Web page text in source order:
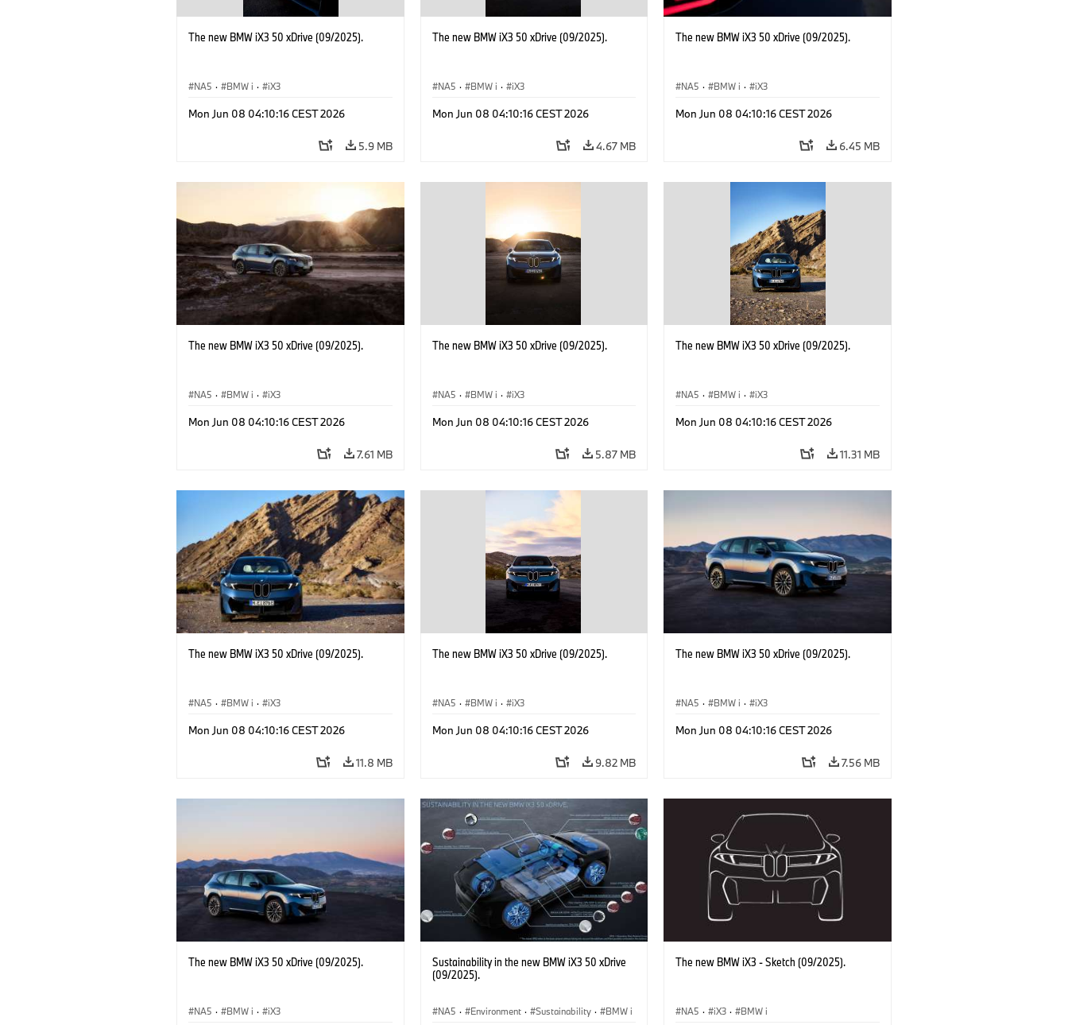
The new BMW iX3 50 xDrive (09/2025).
NA5 · BMW i · iX3
Mon Jun 08 04:10:16 CEST 2026
5.9 MB
The new BMW iX3 50 xDrive (09/2025).
NA5 · BMW i · iX3
Mon Jun 08 04:10:16 CEST 2026
4.67 MB
The new BMW iX3 50 xDrive (09/2025).
NA5 · BMW i · iX3
Mon Jun 08 04:10:16 CEST 2026
6.45 MB
The new BMW iX3 50 xDrive (09/2025).
NA5 · BMW i · iX3
Mon Jun 08 04:10:16 CEST 2026
7.61 MB
The new BMW iX3 50 xDrive (09/2025).
NA5 · BMW i · iX3
Mon Jun 08 04:10:16 CEST 2026
5.87 MB
The new BMW iX3 50 xDrive (09/2025).
NA5 · BMW i · iX3
Mon Jun 08 04:10:16 CEST 2026
11.31 MB
The new BMW iX3 50 xDrive (09/2025).
NA5 · BMW i · iX3
Mon Jun 08 04:10:16 CEST 2026
11.8 MB
The new BMW iX3 50 xDrive (09/2025).
NA5 · BMW i · iX3
Mon Jun 08 04:10:16 CEST 2026
9.82 MB
The new BMW iX3 50 xDrive (09/2025).
NA5 · BMW i · iX3
Mon Jun 08 04:10:16 CEST 2026
7.56 MB
The new BMW iX3 50 xDrive (09/2025).
NA5 · BMW i · iX3
Sustainability in the new BMW iX3 50 xDrive
(09/2025).
NA5 · Environment · Sustainability ·
BMW i
The new BMW iX3 - Sketch (09/2025).
NA5 · iX3 · BMW i